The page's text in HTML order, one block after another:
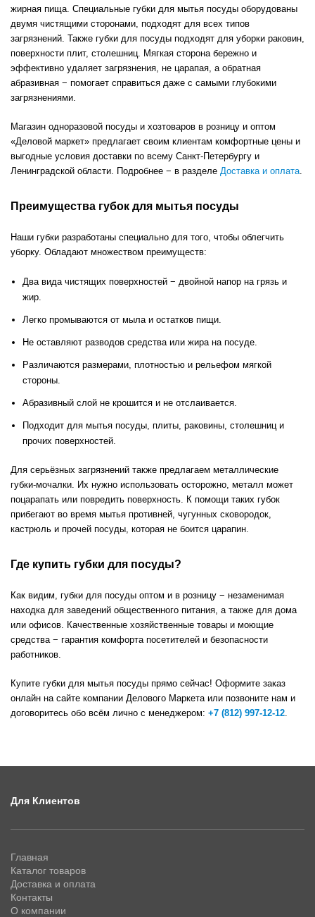
жирная пища. Специальные губки для мытья посуды оборудованы
двумя чистящими сторонами, подходят для всех типов
загрязнений. Также губки для посуды подходят для уборки раковин,
поверхности плит, столешниц. Мягкая сторона бережно и
эффективно удаляет загрязнения, не царапая, а обратная
абразивная − помогает справиться даже с самыми глубокими
загрязнениями.
Магазин одноразовой посуды и хозтоваров в розницу и оптом
«Деловой маркет» предлагает своим клиентам комфортные цены и
выгодные условия доставки по всему Санкт-Петербургу и
Ленинградской области. Подробнее − в разделе Доставка и оплата
Преимущества губок для мытья посуды
Наши губки разработаны специально для того, чтобы облегчить
уборку. Обладают множеством преимуществ:
Два вида чистящих поверхностей − двойной напор на грязь и
жир.
Легко промываются от мыла и остатков пищи.
Не оставляют разводов средства или жира на посуде.
Различаются размерами, плотностью и рельефом мягкой
стороны.
Абразивный слой не крошится и не отслаивается.
Подходит для мытья посуды, плиты, раковины, столешниц и
прочих поверхностей.
Для серьёзных загрязнений также предлагаем металлические
губки-мочалки. Их нужно использовать осторожно, металл может
поцарапать или повредить поверхность. К помощи таких губок
прибегают во время мытья противней, чугунных сковородок,
кастрюль и прочей посуды, которая не боится царапин.
Где купить губки для посуды?
Как видим, губки для посуды оптом и в розницу − незаменимая
находка для заведений общественного питания, а также для дома
или офисов. Качественные хозяйственные товары и моющие
средства − гарантия комфорта посетителей и безопасности
работников.
Купите губки для мытья посуды прямо сейчас! Оформите заказ
онлайн на сайте компании Делового Маркета или позвоните нам и
договоритесь обо всём лично с менеджером: +7 (812) 997-12-12
Для Клиентов
Главная
Каталог товаров
Доставка и оплата
Контакты
О компании